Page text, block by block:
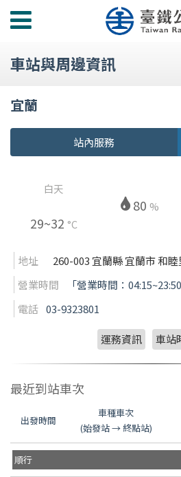
功
選
車站與周邊資訊
宜蘭
站內服務
白天
29~32 °C
80 %
地址
260-003 宜蘭縣 宜蘭市 和
營業時間
「營業時間：
電話 03-9323801
運務資訊 車站
最近到站車次
出發時間
車種車次
(始發站 → 終點站)
順行